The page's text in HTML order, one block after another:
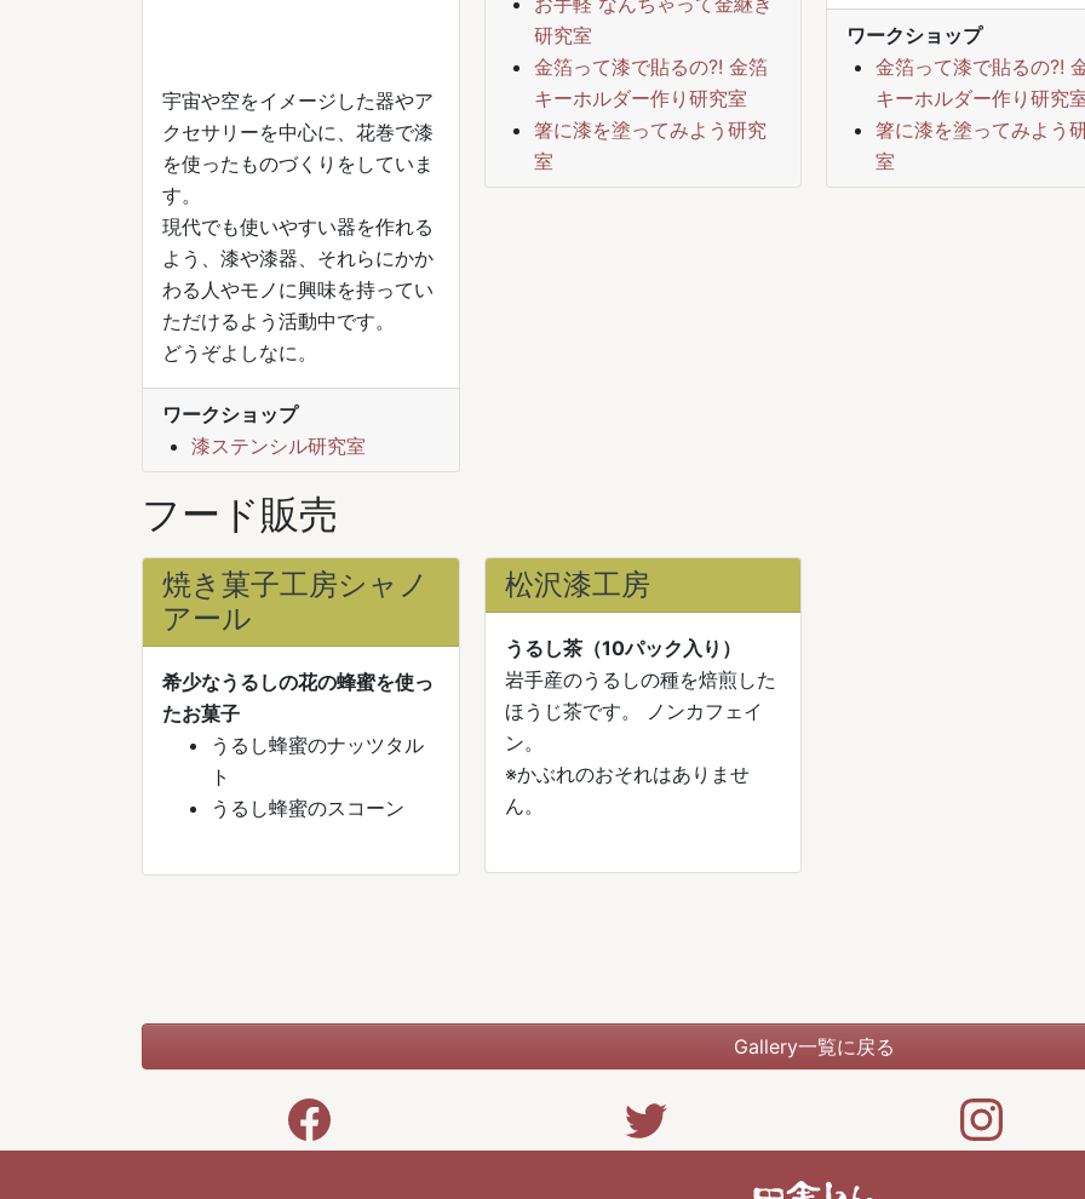
宇宙や空をイメージした器やア
クセサリーを中心に、花巻で漆
を使ったものづくりをしていま
す。
現代でも使いやすい器を作れる
よう、漆や漆器、それらにかか
わる人やモノに興味を持ってい
ただけるよう活動中です。
どうぞよしなに。
ワークショップ
漆ステンシル研究室
研究室
金箔って漆で貼るの?! 金箔
キーホルダー作り研究室
箸に漆を塗ってみよう研究
室
ワークショップ
金箔って漆で貼るの?!
キーホルダー作り研究
箸に漆を塗ってみよう
室
フード販売
焼き菓子工房シャノ
アール
希少なうるしの花の蜂蜜を使っ
たお菓子
うるし蜂蜜のナッツタル
ト
うるし蜂蜜のスコーン
松沢漆工房
うるし茶（10パック入り）
岩手産のうるしの種を焙煎した
ほうじ茶です。 ノンカフェイ
ン。
※かぶれのおそれはありませ
ん。
Gallery一覧に戻る